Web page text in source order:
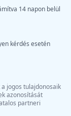
14 napon belül
kérdés esetén
jogos tulajdonosaik
azonosítását
partneri